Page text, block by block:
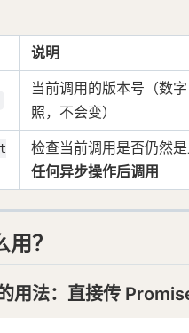
说明
当前调用的版本号（数
照，不会变）
检查当前调用是否仍然是
任何异步操作后调用
？
用法：直接传